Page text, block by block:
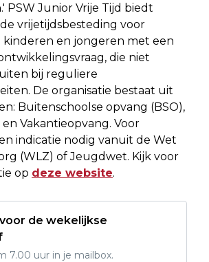
PSW Junior Vrije Tijd biedt
vrijetijdsbesteding voor
kinderen en jongeren met een
die niet
bij reguliere
De organisatie bestaat uit
Buitenschoolse opvang (BSO),
Vakantieopvang. Voor
indicatie nodig vanuit de Wet
(WLZ) of Jeugdwet. Kijk voor
op deze website.
de wekelijkse
7.00 uur in je mailbox.